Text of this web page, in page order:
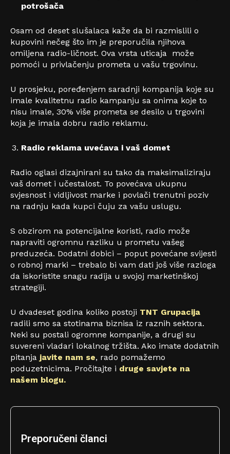
potrošača
Osam od deset slušalaca kaže da bi razmislili o
kupovini nečeg što im je preporučila njihova
omiljena radio-ličnost. Ova vrsta uticaja može
pomoći u privlačenju prometa u vašu trgovinu.
U prosjeku, poređenjem saradnji kompanija koje su
imale kvalitetnu radio kampanju sa onima koje to
nisu imale, 30% više prometa se desilo u trgovini
koja je imala dobru radio reklamu.
Radio reklama uvećava i vaš domet
Radio oglasi dizajnirani su tako da maksimaliziraju
vaš domet i učestalost. To povećava ukupnu
svjesnost i vidljivost marke i povlači trenutni poziv
na radnju kada kupci čuju za vašu uslugu.
S obzirom na potencijalne koristi, radio može
napraviti ogromnu razliku u prometu vašeg
preduzeća. Dodatni dobici – poput povećane svijesti
o robnoj marki – trebalo bi vam dati još više razloga
da iskoristite snagu radija u svojoj marketinškoj
strategiji.
U dvadeset godina koliko postoji TNT Grupacija
radili smo sa stotinama biznisa iz raznih sektora.
Neki su postali ogromne kompanije, a drugi su
suvereni vladari lokalnog tržišta. Ako imate dodatnih
pitanja javite nam se, rado pomažemo
poduzetnicima. Pročitajte i druge savjete na
našem blogu.
Preporučeni članci